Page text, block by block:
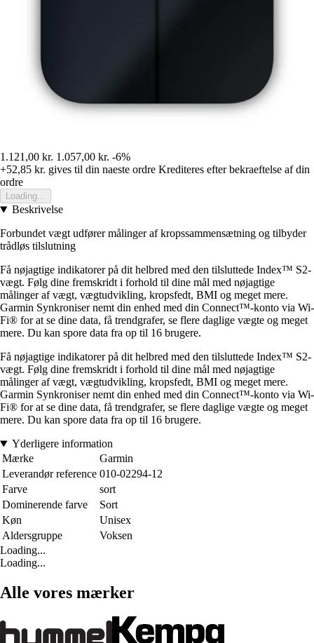
1.121,00 kr. 1.057,00 kr. -6%
+52,85 kr. gives til din naeste ordre Krediteres efter bekraeftelse af din
ordre
Loading...
Beskrivelse
Forbundet vægt udfører målinger af kropssammensætning og tilbyder
trådløs tilslutning
Få nøjagtige indikatorer på dit helbred med den tilsluttede Index™ S2-
vægt. Følg dine fremskridt i forhold til dine mål med nøjagtige
målinger af vægt, vægtudvikling, kropsfedt, BMI og meget mere.
Garmin Synkroniser nemt din enhed med din Connect™-konto via Wi-
Fi® for at se dine data, få trendgrafer, se flere daglige vægte og meget
mere. Du kan spore data fra op til 16 brugere.
Få nøjagtige indikatorer på dit helbred med den tilsluttede Index™ S2-
vægt. Følg dine fremskridt i forhold til dine mål med nøjagtige
målinger af vægt, vægtudvikling, kropsfedt, BMI og meget mere.
Garmin Synkroniser nemt din enhed med din Connect™-konto via Wi-
Fi® for at se dine data, få trendgrafer, se flere daglige vægte og meget
mere. Du kan spore data fra op til 16 brugere.
Yderligere information
Mærke
Garmin
Leverandør reference 010-02294-12
Farve
sort
Dominerende farve
Sort
Køn
Unisex
Aldersgruppe
Voksen
Loading...
Loading...
Alle vores mærker